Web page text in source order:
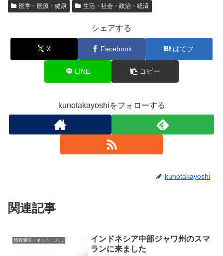
医学・医療・健康 生活・社会・政治・経済
シェアする
X Facebook はてブ
LINE コピー
kunotakayoshiをフォローする
kunotakayoshi
関連記事
インドネシア中部ジャワ州のスマ
ランに来ました